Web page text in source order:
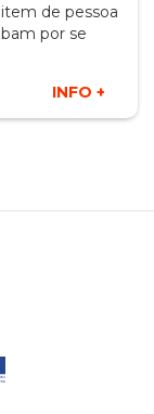
de pessoa
por se
INFO +